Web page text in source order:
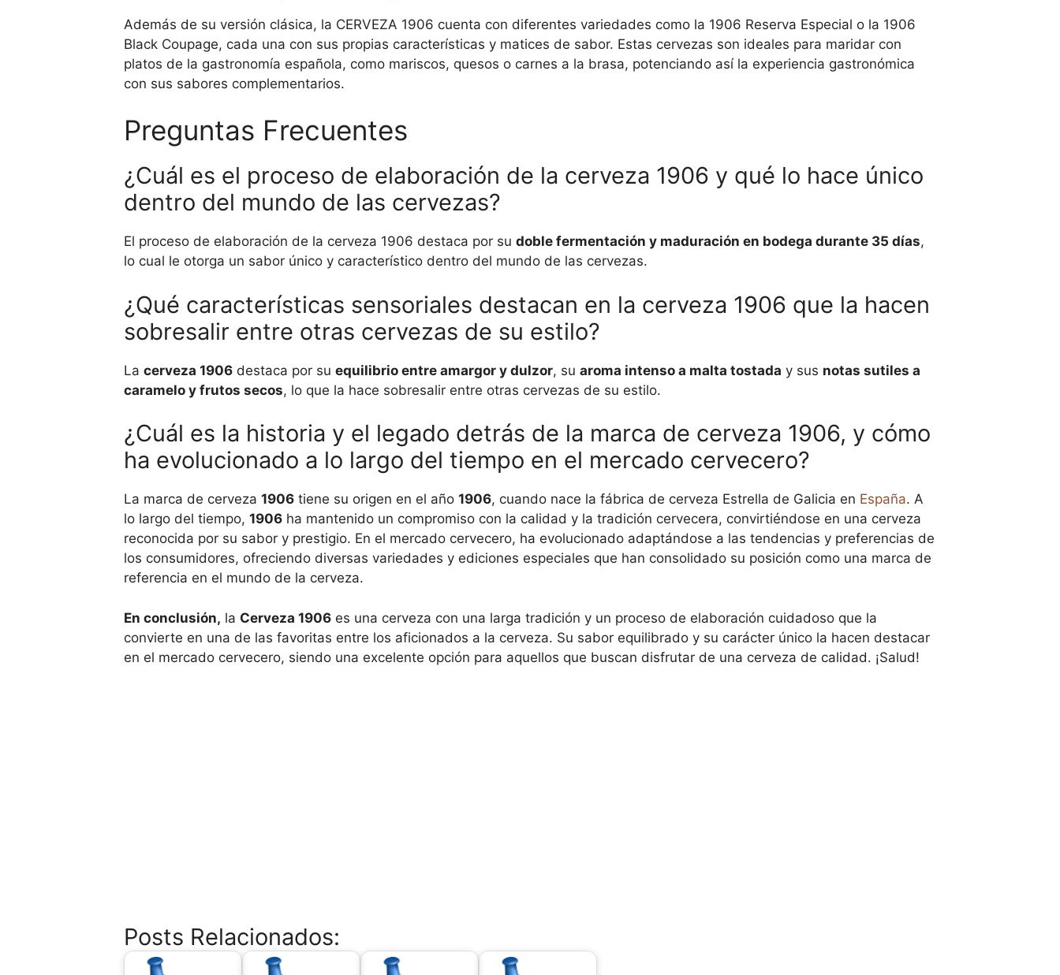
Además de su versión clásica, la CERVEZA 1906 cuenta con diferentes variedades como la 1906 Reserva Especial o la 1906
Black Coupage, cada una con sus propias características y matices de sabor. Estas cervezas son ideales para maridar con
platos de la gastronomía española, como mariscos, quesos o carnes a la brasa, potenciando así la experiencia gastronómica
con sus sabores complementarios.
Preguntas Frecuentes
¿Cuál es el proceso de elaboración de la cerveza 1906 y qué lo hace único
dentro del mundo de las cervezas?
El proceso de elaboración de la cerveza 1906 destaca por su doble fermentación y maduración en bodega durante 35 días,
lo cual le otorga un sabor único y característico dentro del mundo de las cervezas.
¿Qué características sensoriales destacan en la cerveza 1906 que la hacen
sobresalir entre otras cervezas de su estilo?
La cerveza 1906 destaca por su equilibrio entre amargor y dulzor, su aroma intenso a malta tostada y sus notas sutiles a
caramelo y frutos secos, lo que la hace sobresalir entre otras cervezas de su estilo.
¿Cuál es la historia y el legado detrás de la marca de cerveza 1906, y cómo
ha evolucionado a lo largo del tiempo en el mercado cervecero?
La marca de cerveza 1906 tiene su origen en el año 1906, cuando nace la fábrica de cerveza Estrella de Galicia en España. A
lo largo del tiempo, 1906 ha mantenido un compromiso con la calidad y la tradición cervecera, convirtiéndose en una cerveza
reconocida por su sabor y prestigio. En el mercado cervecero, ha evolucionado adaptándose a las tendencias y preferencias de
los consumidores, ofreciendo diversas variedades y ediciones especiales que han consolidado su posición como una marca de
referencia en el mundo de la cerveza.
En conclusión, la Cerveza 1906 es una cerveza con una larga tradición y un proceso de elaboración cuidadoso que la
convierte en una de las favoritas entre los aficionados a la cerveza. Su sabor equilibrado y su carácter único la hacen destacar
en el mercado cervecero, siendo una excelente opción para aquellos que buscan disfrutar de una cerveza de calidad. ¡Salud!
Posts Relacionados: